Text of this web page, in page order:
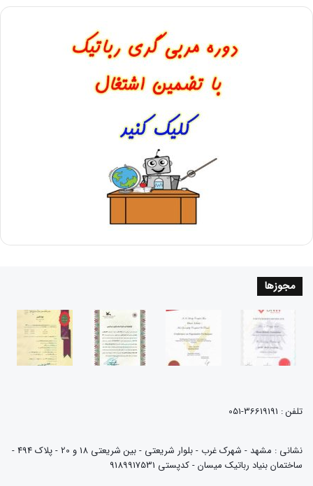
مجوزها
تلفن : 36619191-051
نشانی : مشهد - شهرک غرب - بلوار شریعتی - بین شریعتی 18 و 20 - پلاک 494 -
ساختمان بنیاد رباتیک میسان - کدپستی 9189917531